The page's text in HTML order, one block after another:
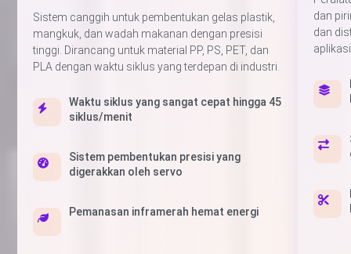
Sistem canggih untuk pembentukan gelas plastik,
mangkuk, dan wadah makanan dengan presisi
tinggi. Dirancang untuk material PP, PS, PET, dan
PLA dengan waktu siklus yang terdepan di industri.
Waktu siklus yang sangat cepat hingga 45
siklus/menit
Sistem pembentukan presisi yang
digerakkan oleh servo
Pemanasan inframerah hemat energi
dan
dan